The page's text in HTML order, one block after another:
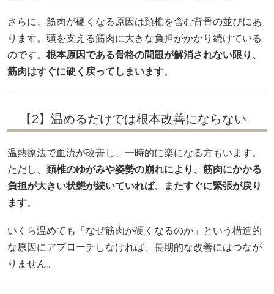
さらに、筋肉が硬くなる原因は頚椎を含む背骨の並びにあ
ります。頭を支える筋肉に大きな負担がかかり続けている
のです。 根本原因である骨格の問題が解消されない限り、
筋肉はすぐに硬く戻ってしまいます。
【2】温めるだけでは根本改善にならない
温熱療法で血流が改善し、一時的に楽になる方もいます。
ただし、 頚椎のゆがみや姿勢の崩れにより、筋肉にかかる
負担が大きい状態が続いていれば、またすぐに緊張が戻り
ます。
いくら温めても「なぜ筋肉が硬くなるのか」という構造的
な原因にアプローチしなければ、長期的な改善にはつなが
りません。